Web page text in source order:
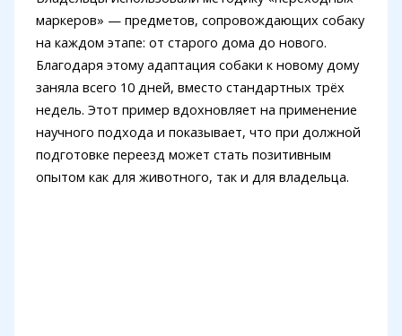
маркеров» — предметов, сопровождающих собаку
на каждом этапе: от старого дома до нового.
Благодаря этому адаптация собаки к новому дому
заняла всего 10 дней, вместо стандартных трёх
недель. Этот пример вдохновляет на применение
научного подхода и показывает, что при должной
подготовке переезд может стать позитивным
опытом как для животного, так и для владельца.